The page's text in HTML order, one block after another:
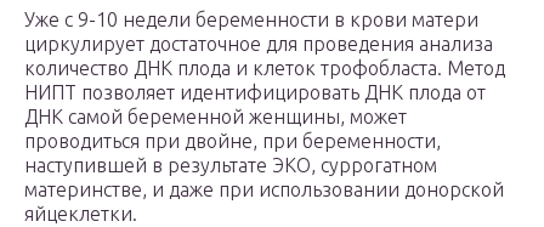
Уже с 9-10 недели беременности в крови матери
циркулирует достаточное для проведения анализа
количество ДНК плода и клеток трофобласта. Метод
НИПТ позволяет идентифицировать ДНК плода от
ДНК самой беременной женщины, может
проводиться при двойне, при беременности,
наступившей в результате ЭКО, суррогатном
материнстве, и даже при использовании донорской
яйцеклетки.